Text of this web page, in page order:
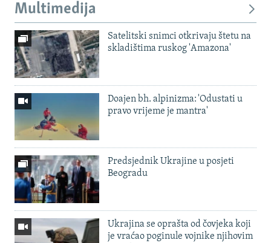
Multimedija
Satelitski snimci otkrivaju štetu na
skladištima ruskog 'Amazona'
Doajen bh. alpinizma: 'Odustati u
pravo vrijeme je mantra'
Predsjednik Ukrajine u posjeti
Beogradu
Ukrajina se oprašta od čovjeka koji
je vraćao poginule vojnike njihovim